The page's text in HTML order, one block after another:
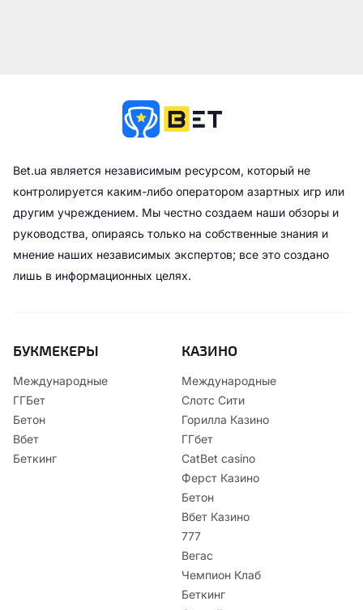
Bet.ua является независимым ресурсом, который не
контролируется каким-либо оператором азартных игр или
другим учреждением. Мы честно создаем наши обзоры и
руководства, опираясь только на собственные знания и
мнение наших независимых экспертов; все это создано
лишь в информационных целях.
БУКМЕКЕРЫ
Международные
ГГБет
Бетон
Вбет
Беткинг
КАЗИНО
Международные
Слотс Сити
Горилла Казино
ГГбет
CatBet casino
Ферст Казино
Бетон
Вбет Казино
777
Вегас
Чемпион Клаб
Беткинг